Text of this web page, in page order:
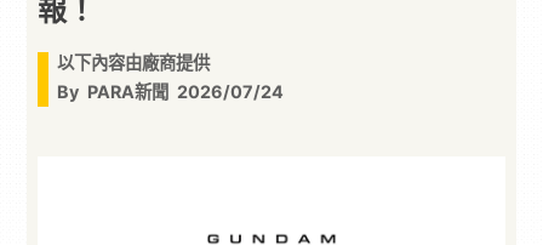
報！
以下內容由廠商提供
By PARA新聞 2026/07/24